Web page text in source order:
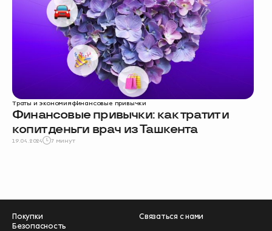
Траты и экономияфинансовые привычки
Финансовые привычки: как тратит и
копит деньги врач из Ташкента
19.04.2024 7 минут
Покупки
Безопасность
Связаться с нами